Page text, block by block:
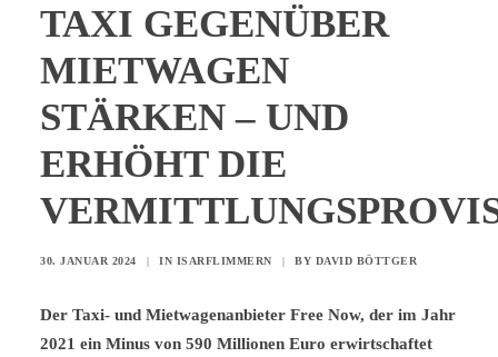
TAXI GEGENÜBER
MIETWAGEN
STÄRKEN – UND
ERHÖHT DIE
30. JANUAR 2024 | IN ISARFLIMMERN | BY DAVID BÖTTGER
Der Taxi- und Mietwagenanbieter Free Now, der im Jahr
2021 ein Minus von 590 Millionen Euro erwirtschaftet